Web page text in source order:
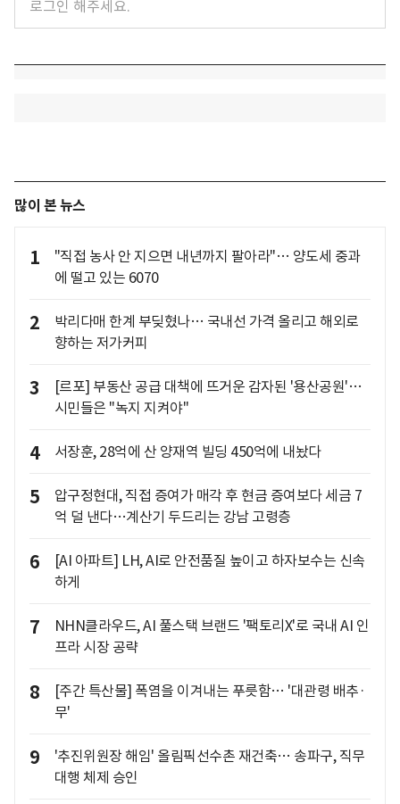
많이 본 뉴스
1
"직접 농사 안 지으면 내년까지 팔아라"… 양도세 중과
에 떨고 있는 6070
2
박리다매 한계 부딪혔나… 국내선 가격 올리고 해외로
향하는 저가커피
3
[르포] 부동산 공급 대책에 뜨거운 감자된 '용산공원'…
시민들은 "녹지 지켜야"
4 서장훈, 28억에 산 양재역 빌딩 450억에 내놨다
5
압구정현대, 직접 증여가 매각 후 현금 증여보다 세금 7
억 덜 낸다…계산기 두드리는 강남 고령층
6
[AI 아파트] LH, AI로 안전품질 높이고 하자보수는 신속
하게
7
NHN클라우드, AI 풀스택 브랜드 '팩토리X'로 국내 AI 인
프라 시장 공략
8
[주간 특산물] 폭염을 이겨내는 푸릇함… '대관령 배추·
무'
9
'추진위원장 해임' 올림픽선수촌 재건축… 송파구, 직무
대행 체제 승인